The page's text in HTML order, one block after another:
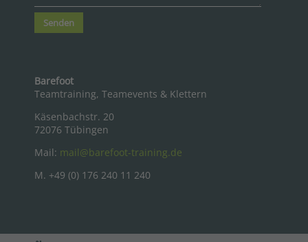
Senden
Barefoot
Teamtraining, Teamevents & Klettern
Käsenbachstr. 20
72076 Tübingen
Mail: mail@barefoot-training.de
M. +49 (0) 176 240 11 240